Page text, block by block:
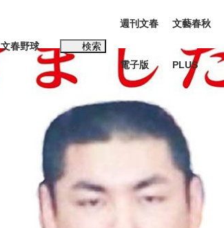
文春野球 検索
週刊文春
電子版
文藝春秋
PLUS